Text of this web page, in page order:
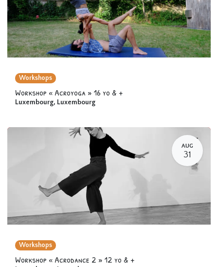
Workshops
Workshop « Acroyoga » 16 yo & +
Luxembourg, Luxembourg
AUG
31
Workshops
Workshop « Acrodance 2 » 12 yo & +